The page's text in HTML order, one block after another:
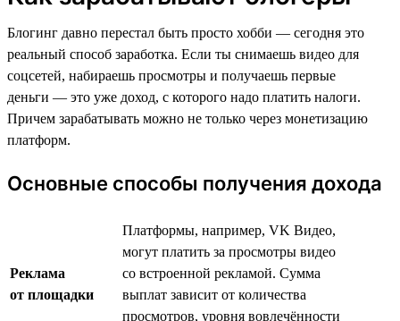
Блогинг давно перестал быть просто хобби — сегодня это
реальный способ заработка. Если ты снимаешь видео для
соцсетей, набираешь просмотры и получаешь первые
деньги — это уже доход, с которого надо платить налоги.
Причем зарабатывать можно не только через монетизацию
платформ.
Основные способы получения дохода
Реклама
от площадки
Платформы, например, VK Видео,
могут платить за просмотры видео
со встроенной рекламой. Сумма
выплат зависит от количества
просмотров, уровня вовлечённости